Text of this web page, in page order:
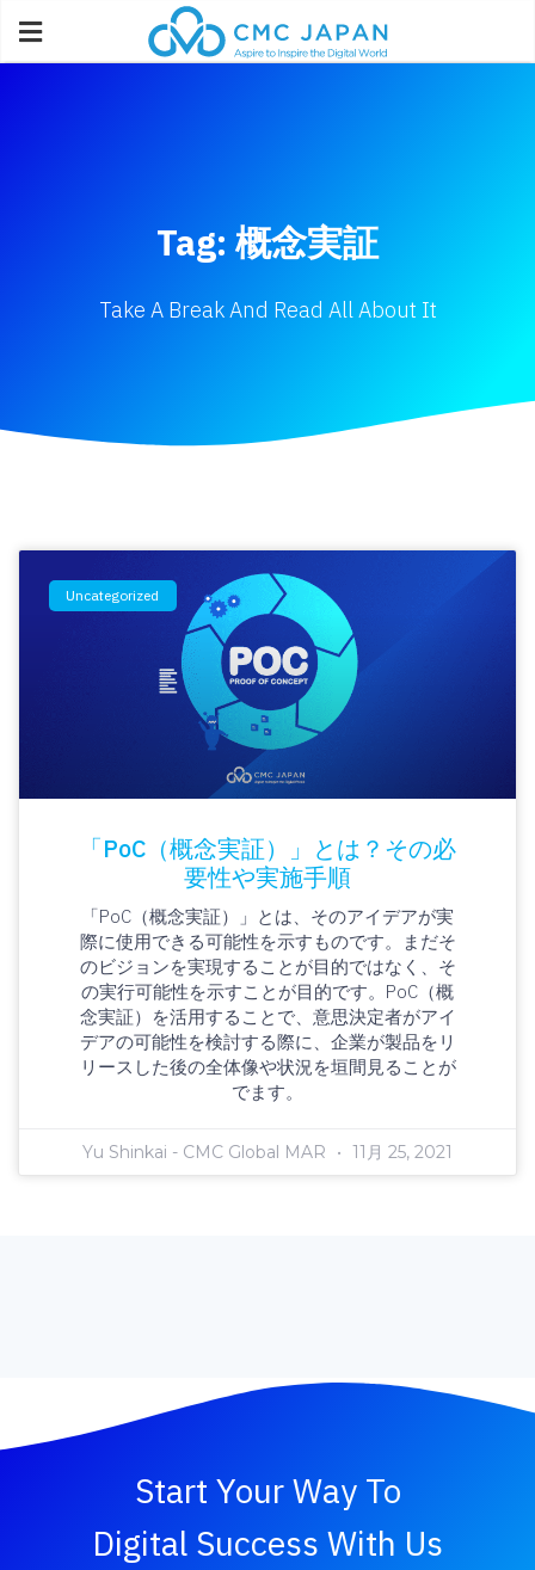
Tag: 概念実証
Take A Break And Read All About It
Uncategorized
「PoC（概念実証）」とは？その必
要性や実施手順
「PoC（概念実証）」とは、そのアイデアが実
際に使用できる可能性を示すものです。まだそ
のビジョンを実現することが目的ではなく、そ
の実行可能性を示すことが目的です。PoC（概
念実証）を活用することで、意思決定者がアイ
デアの可能性を検討する際に、企業が製品をリ
リースした後の全体像や状況を垣間見ることが
でます。
Yu Shinkai - CMC Global MAR 11月 25, 2021
Start Your Way To
Digital Success With Us